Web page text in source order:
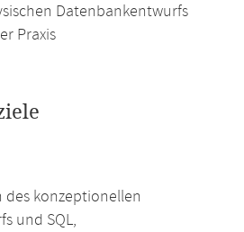
Datenbankentwurfs
Praxis
des konzeptionellen
und SQL,